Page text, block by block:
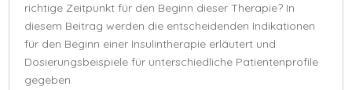
richtige Zeitpunkt für den Beginn dieser Therapie? In
diesem Beitrag werden die entscheidenden Indikationen
für den Beginn einer Insulintherapie erläutert und
Dosierungsbeispiele für unterschiedliche Patientenprofile
gegeben.